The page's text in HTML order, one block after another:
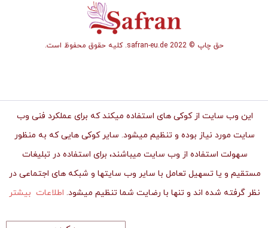
حق چاپ © safran-eu.de 2022. کلیه حقوق محفوظ است.
این وب سایت از کوکی های استفاده میکند که برای عملکرد فنی وب
سایت مورد نیاز بوده و تنظیم میشود. سایر کوکی هایی که به منظور
سهولت استفاده از وب سایت میباشند، برای استفاده در تبلیغات
مستقیم و یا تسهیل تعامل با سایر وب سایتها و شبکه های اجتماعی در
نظر گرفته شده اند و تنها با رضایت شما تنظیم میشود. اطلاعات بیشتر